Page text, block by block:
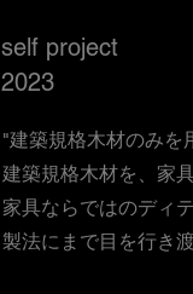
self project
2023
"建築規格木材のみを
建築規格木材を、家
家具ならではのディ
製法にまで目を行き